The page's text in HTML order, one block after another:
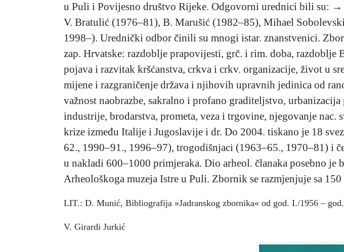
u Puli i Povijesno društvo Rijeke. Odgovorni urednici bili su: →
V. Bratulić (1976–81), B. Marušić (1982–85), Mihael
1998–). Urednički odbor činili su mnogi istar. znanstvenici.
zap. Hrvatske: razdoblje prapovijesti, grč. i rim. doba, razdoblje
pojava i razvitak kršćanstva, crkva i crkv. organizacije, život u
mijene i razgraničenje država i njihovih upravnih jedinica od
važnost naobrazbe, sakralno i profano graditeljstvo,
industrije, brodarstva, prometa, veza i trgovine, njegovanje
krize između Italije i Jugoslavije i dr. Do 2004. tiskano je 18
62., 1990–91., 1996–97), trogodišnjaci (1963–65., 1970–81) i
u nakladi 600–1000 primjeraka. Dio arheol. članaka posebno je
Arheološkoga muzeja Istre u Puli. Zbornik se razmjenjuje sa
LIT.: D. Munić, Bibliografija »Jadranskog zbornika« od god. I./1956 –
V. Girardi Jurkić